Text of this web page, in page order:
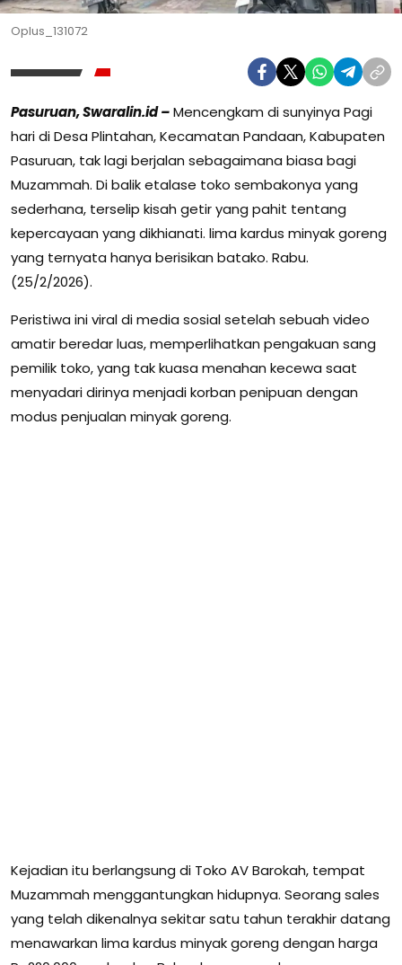
Oplus_131072
Pasuruan, Swaralin.id –Mencengkam di sunyinya Pagi
hari di Desa Plintahan, Kecamatan Pandaan, Kabupaten
Pasuruan, tak lagi berjalan sebagaimana biasa bagi
Muzammah. Di balik etalase toko sembakonya yang
sederhana, terselip kisah getir yang pahit tentang
kepercayaan yang dikhianati. lima kardus minyak goreng
yang ternyata hanya berisikan batako. Rabu.
(25/2/2026).
Peristiwa ini viral di media sosial setelah sebuah video
amatir beredar luas, memperlihatkan pengakuan sang
pemilik toko, yang tak kuasa menahan kecewa saat
menyadari dirinya menjadi korban penipuan dengan
modus penjualan minyak goreng.
Kejadian itu berlangsung di Toko AV Barokah, tempat
Muzammah menggantungkan hidupnya. Seorang sales
yang telah dikenalnya sekitar satu tahun terakhir datang
menawarkan lima kardus minyak goreng dengan harga